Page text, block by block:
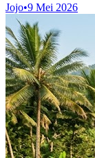
Jojo•9 Mei 2026